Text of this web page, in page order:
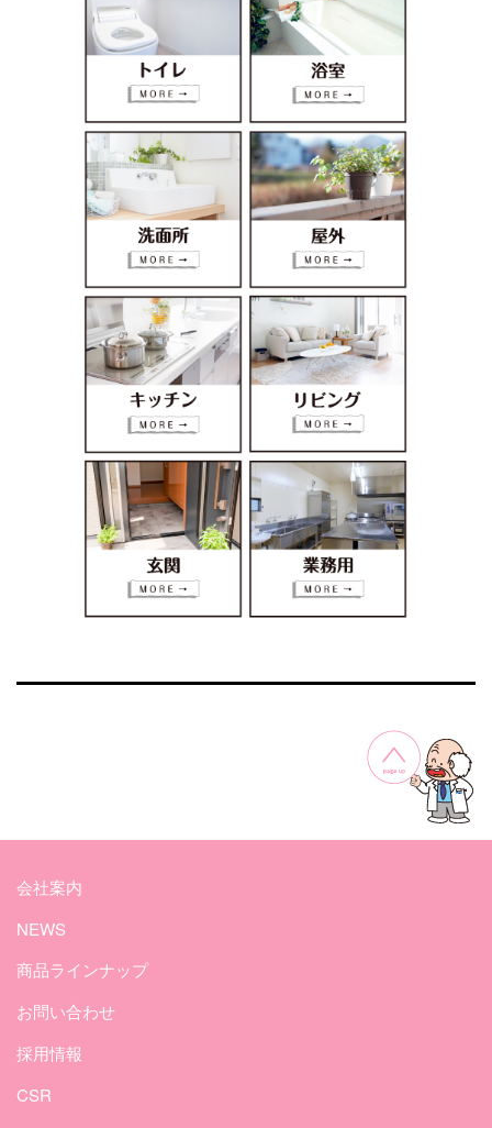
会社案内
NEWS
商品ラインナップ
お問い合わせ
採用情報
CSR